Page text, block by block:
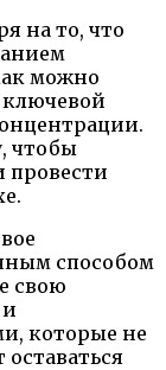
на то, что
можно
чтобы
провести
способом
свою
которые не
оставаться